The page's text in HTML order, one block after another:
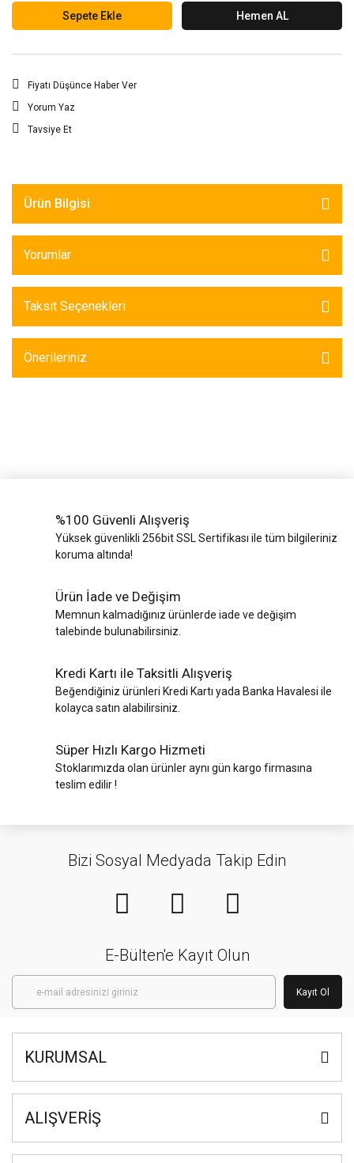
Sepete Ekle Hemen AL
Fiyatı Düşünce Haber Ver
Yorum Yaz
Tavsiye Et
Ürün Bilgisi
Yorumlar
Taksit Seçenekleri
Önerileriniz
%100 Güvenli Alışveriş
Yüksek güvenlikli 256bit SSL Sertifikası ile tüm bilgileriniz
koruma altında!
Ürün İade ve Değişim
Memnun kalmadığınız ürünlerde iade ve değişim
talebinde bulunabilirsiniz.
Kredi Kartı ile Taksitli Alışveriş
Beğendiğiniz ürünleri Kredi Kartı yada Banka Havalesi ile
kolayca satın alabilirsiniz.
Süper Hızlı Kargo Hizmeti
Stoklarımızda olan ürünler aynı gün kargo firmasına
teslim edilir !
Bizi Sosyal Medyada Takip Edin
E-Bülten'e Kayıt Olun
Kayıt Ol
KURUMSAL
ALIŞVERİŞ